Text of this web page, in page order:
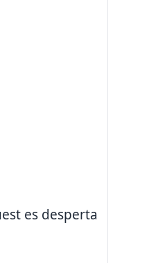
es desperta